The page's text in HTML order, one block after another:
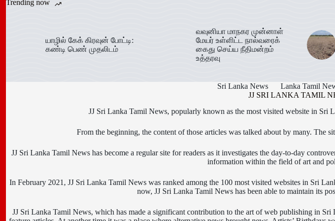
Trending now
யாழில் கேக் கிரவுன் போட்டி:
கண்டி பெண் முதலிடம்
வவுனியா மாநகர முன்னாள்
மேயர் உள்ளிட்ட நால்வரைக்
கைது செய்ய நீதிமன்றம்
உத்தரவு
Sri Lanka News Lanka Tamil
JJ SRI LANKA TAMIL
JJ Sri Lanka Tamil News, popularly known as the most visited website in Sri
From the beginning, the content of those articles was talked about by many. The
JJ Sri Lanka Tamil News has become a regular site for readers as it investigates the day-to-day
information within the field of art and
In February 2021, JJ Sri Lanka Tamil News was ranked among the 100 most visited websites in Sri
now, JJ Sri Lanka Tamil News has been able to maintain its
JJ Sri Lanka Tamil News, which has made a significant contribution to the art of web publishing in